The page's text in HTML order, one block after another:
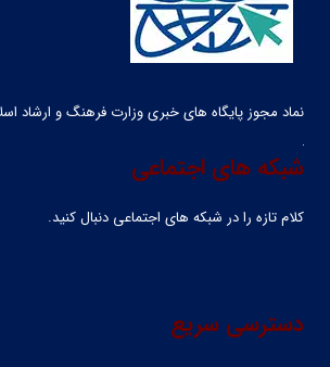
نماد مجوز پایگاه های خبری وزارت فرهنگ و ارشاد
شبکه های اجتماعی
کلام تازه را در شبکه ‌های اجتماعی دنبال کنید.
دسترسی سریع